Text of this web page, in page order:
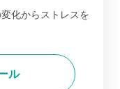
化からストレスを
ル